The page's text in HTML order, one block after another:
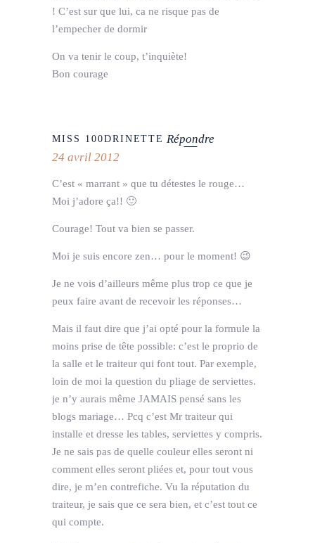
! C’est sur que lui, ca ne risque pas de
l’empecher de dormir
On va tenir le coup, t’inquiète!
Bon courage
MISS 100DRINETTE Répondre
24 avril 2012
C’est « marrant » que tu détestes le rouge…
Moi j’adore ça!! 🙂
Courage! Tout va bien se passer.
Moi je suis encore zen… pour le moment! 😉
Je ne vois d’ailleurs même plus trop ce que je
peux faire avant de recevoir les réponses…
Mais il faut dire que j’ai opté pour la formule la
moins prise de tête possible: c’est le proprio de
la salle et le traiteur qui font tout. Par exemple,
loin de moi la question du pliage de serviettes.
je n’y aurais même JAMAIS pensé sans les
blogs mariage… Pcq c’est Mr traiteur qui
installe et dresse les tables, serviettes y compris.
Je ne sais pas de quelle couleur elles seront ni
comment elles seront pliées et, pour tout vous
dire, je m’en contrefiche. Vu la réputation du
traiteur, je sais que ce sera bien, et c’est tout ce
qui compte.